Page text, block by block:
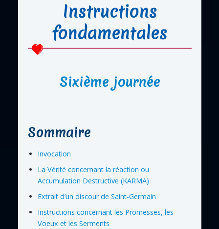
Instructions
fondamentales
Sixième journée
Sommaire
Invocation
La Vérité concernant la réaction ou
Accumulation Destructive (KARMA)
Extrait d’un discour de Saint-Germain
Instructions concernant les Promesses, les
Voeux et les Serments